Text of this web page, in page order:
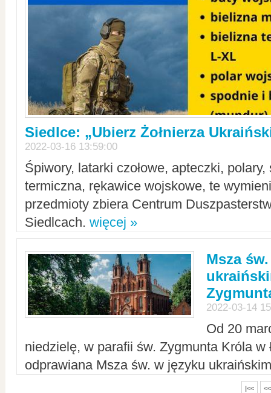
Siedlce: „Ubierz Żołnierza
2022-03-16 13:59:00
Śpiwory, latarki czołowe, apteczki,
termiczna, rękawice wojskowe, te
przedmioty zbiera Centrum
Siedlcach. więcej »
Msza
2022-03-14
Od 20
niedzielę, w parafii św. Zygmunta Króla w
odprawiana Msza św. w języku
|<< <<